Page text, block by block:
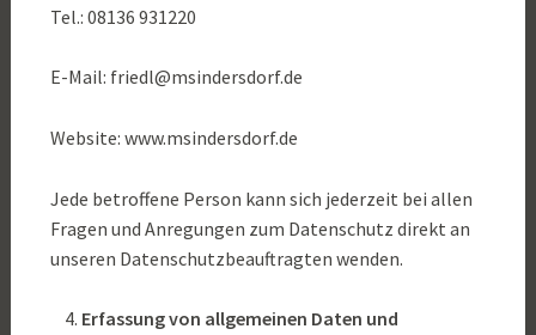
Tel.: 08136 931220
E-Mail: friedl@msindersdorf.de
Website: www.msindersdorf.de
Jede betroffene Person kann sich jederzeit bei allen
Fragen und Anregungen zum Datenschutz direkt an
unseren Datenschutzbeauftragten wenden.
Erfassung von allgemeinen Daten und